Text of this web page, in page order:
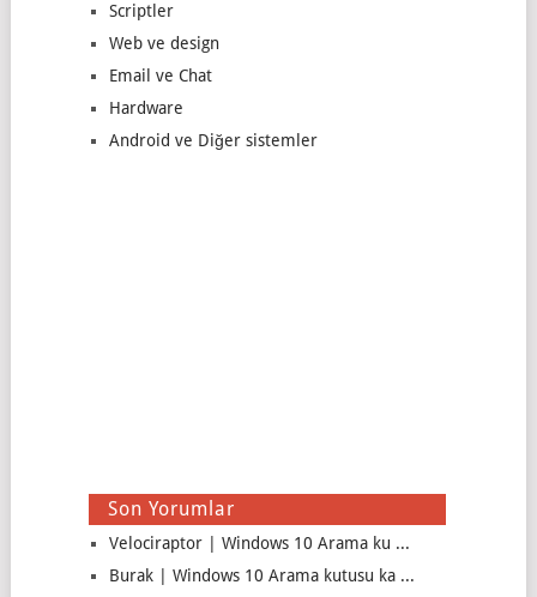
Scriptler
Web ve design
Email ve Chat
Hardware
Android ve Diğer sistemler
Son Yorumlar
Velociraptor | Windows 10 Arama ku ...
Burak | Windows 10 Arama kutusu ka ...